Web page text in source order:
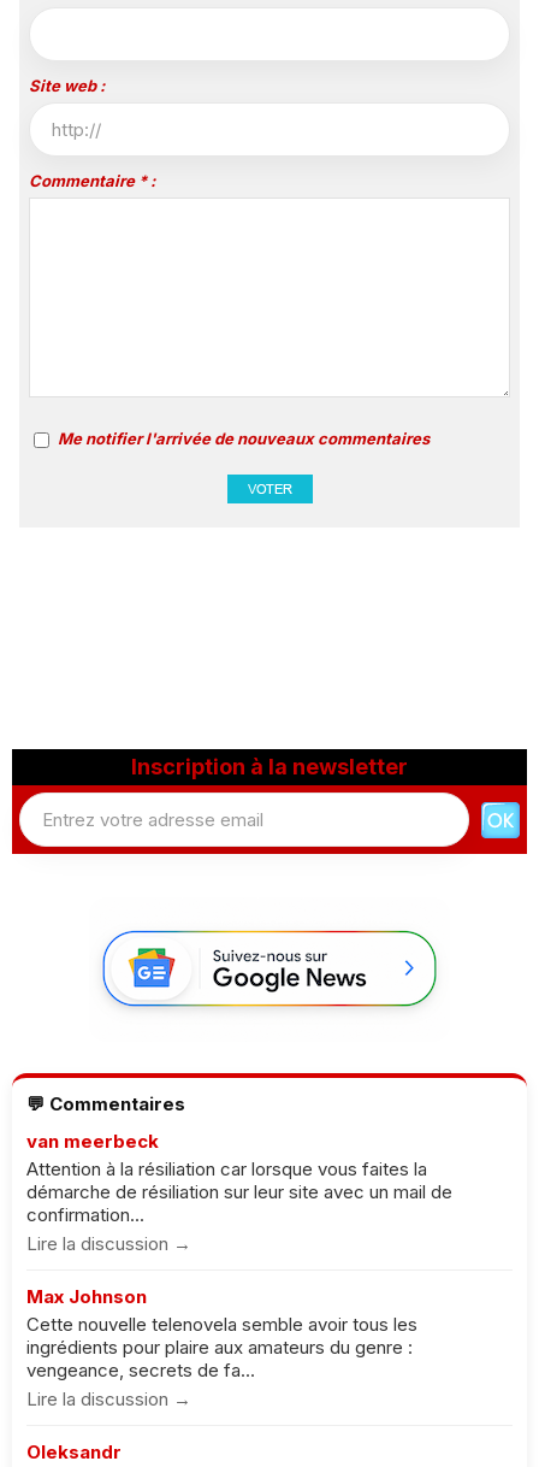
Site web :
Commentaire * :
Me notifier l'arrivée de nouveaux commentaires
Inscription à la newsletter
💬 Commentaires
van meerbeck
Attention à la résiliation car lorsque vous faites la
démarche de résiliation sur leur site avec un mail de
confirmation...
Lire la discussion →
Max Johnson
Cette nouvelle telenovela semble avoir tous les
ingrédients pour plaire aux amateurs du genre :
vengeance, secrets de fa...
Lire la discussion →
Oleksandr